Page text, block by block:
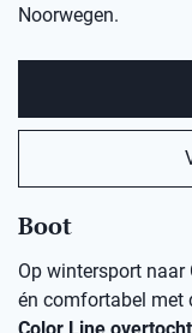
Noorwegen.
Boot
Op wintersport
én comfortabel met